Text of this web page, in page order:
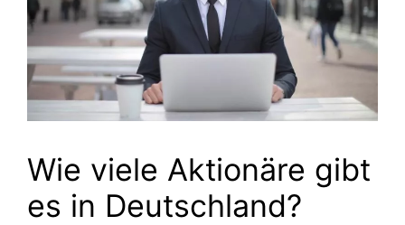
Wie viele Aktionäre gibt
es in Deutschland?